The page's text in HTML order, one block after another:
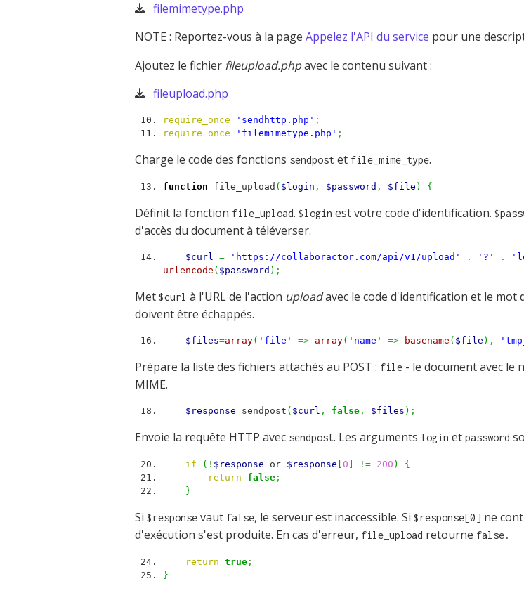
filemimetype.php
NOTE : Reportez-vous à la page Appelez l'API du service pour une
Ajoutez le fichier fileupload.phpavec le contenu suivant :
fileupload.php
require_once 'sendhttp.php' ;
require_once
'filemimetype.php' ;
Charge le code des fonctions sendpost et file_mime_type.
function file_upload ( $login , $password , $file ) {
Définit la fonction file_upload. $login est votre code d'identification.
d'accès du document à téléverser.
$curl = 'https://collaboractor.com/api/v1/upload' . '?' .
urlencode ( $password ) ;
Met $curl à l'URL de l'action uploadavec le code d'identification et le mot
doivent être échappés.
$files=array( 'file' => array( 'name' => basename ( $file ) ,
Prépare la liste des fichiers attachés au POST : file - le document avec le
MIME.
$response=sendpost ( $curl , false , $files ) ;
Envoie la requête HTTP avec sendpost. Les arguments login et password
if ( ! $response or $response 0 != 200 )
{
return
false ;
}
Si $response vaut false, le serveur est inaccessible. Si $response[0] ne
d'exécution s'est produite. En cas d'erreur, file_upload retourne false.
return true ;
}